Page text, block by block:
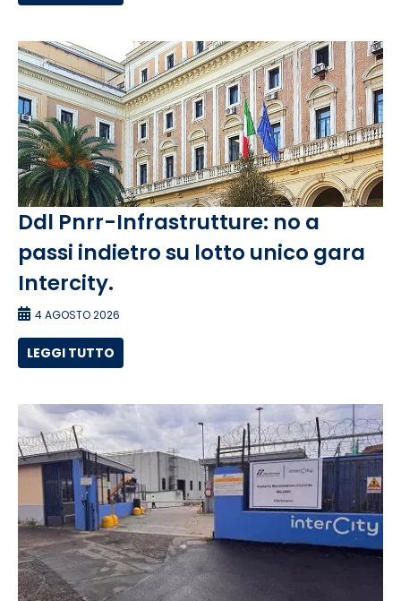
Ddl Pnrr-Infrastrutture: no a
passi indietro su lotto unico gara
Intercity.
4 AGOSTO 2026
LEGGI TUTTO